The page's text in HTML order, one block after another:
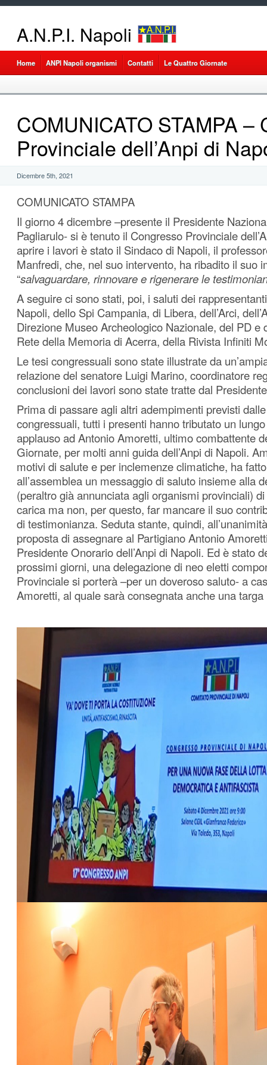
A.N.P.I. Napoli
Home ANPI Napoli organismi Contatti Le Quattro Giornate
COMUNICATO STAMPA –
Provinciale dell’Anpi di
Dicembre 5th, 2021
COMUNICATO STAMPA
Il giorno 4 dicembre –presente il Presidente
Pagliarulo- si è tenuto il Congresso Provinciale
aprire i lavori è stato il Sindaco di Napoli, il
Manfredi, che, nel suo intervento, ha ribadito il suo
“salvaguardare, rinnovare e rigenerare le
A seguire ci sono stati, poi, i saluti dei
Napoli, dello Spi Campania, di Libera, dell’Arci,
Direzione Museo Archeologico Nazionale, del PD e
Rete della Memoria di Acerra, della Rivista Infiniti
Le tesi congressuali sono state illustrate da
relazione del senatore Luigi Marino, coordinatore
conclusioni dei lavori sono state tratte dal
Prima di passare agli altri adempimenti previsti
congressuali, tutti i presenti hanno tributato un
applauso ad Antonio Amoretti, ultimo combattente
Giornate, per molti anni guida dell’Anpi di Napoli.
motivi di salute e per inclemenze climatiche, ha
all’assemblea un messaggio di saluto insieme alla
(peraltro già annunciata agli organismi provinciali)
carica ma non, per questo, far mancare il suo
di testimonianza. Seduta stante, quindi,
proposta di assegnare al Partigiano Antonio
Presidente Onorario dell’Anpi di Napoli. Ed è stato
prossimi giorni, una delegazione di neo eletti
Provinciale si porterà –per un doveroso saluto- a
Amoretti, al quale sarà consegnata anche una